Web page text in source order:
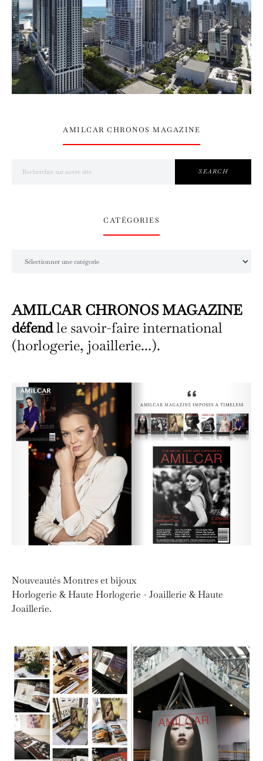
AMILCAR CHRONOS MAGAZINE
SEARCH
CATÉGORIES
AMILCAR CHRONOS MAGAZINE
défendle savoir-faire international
(horlogerie, joaillerie...).
Nouveautés Montres et bijoux
Horlogerie & Haute Horlogerie - Joaillerie & Haute
Joaillerie.